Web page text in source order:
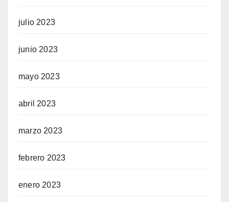
julio 2023
junio 2023
mayo 2023
abril 2023
marzo 2023
febrero 2023
enero 2023